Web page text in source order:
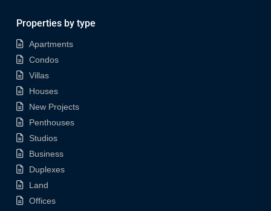
Properties by type
Apartments
Condos
Villas
Houses
New Projects
Penthouses
Studios
Business
Duplexes
Land
Offices